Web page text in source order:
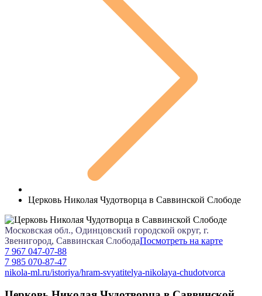
Церковь Николая Чудотворца в Саввинской Слободе
Московская обл., Одинцовский городской округ, г.
Звенигород, Саввинская СлободаПосмотреть на карте
7 967 047-07-88
7 985 070-87-47
nikola-ml.ru/istoriya/hram-svyatitelya-nikolaya-chudotvorca